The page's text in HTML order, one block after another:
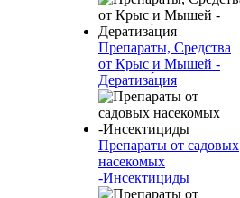
Препараты, Средства
от Крыс и Мышей -
Дератиза́ция
Препараты от садовых
насекомых
-Инсектициды